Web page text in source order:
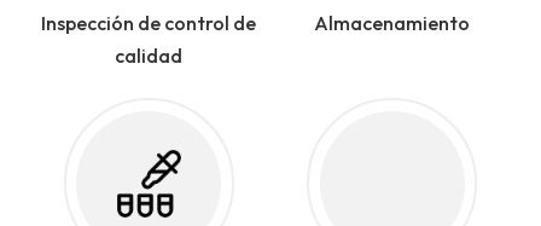
Inspección de control de
calidad
Almacenamiento